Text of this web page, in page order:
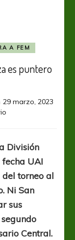
A FEM
es puntero
29 marzo, 2023
en
la
quinta
y
UAI
es
puntero
en
soledad
División
UAI
torneo al
Ni San
sus
Central.